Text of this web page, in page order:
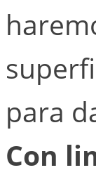
para
Con